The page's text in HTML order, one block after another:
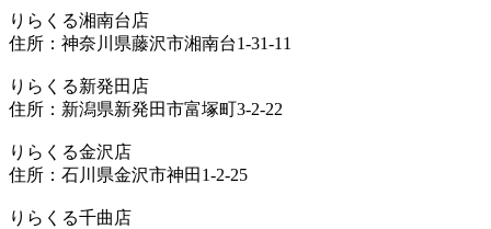
りらくる湘南台店
住所：神奈川県藤沢市湘南台1-31-11
りらくる新発田店
住所：新潟県新発田市富塚町3-2-22
りらくる金沢店
住所：石川県金沢市神田1-2-25
りらくる千曲店